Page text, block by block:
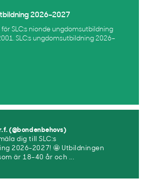
2026–2027
SLC:s nionde ungdomsutbildning
SLC:s ungdomsutbildning 2026–
r.f. (@bondenbehovs)
dig till SLC:s
2026-2027! 🤩 Utbildningen
är 18–40 år och ...